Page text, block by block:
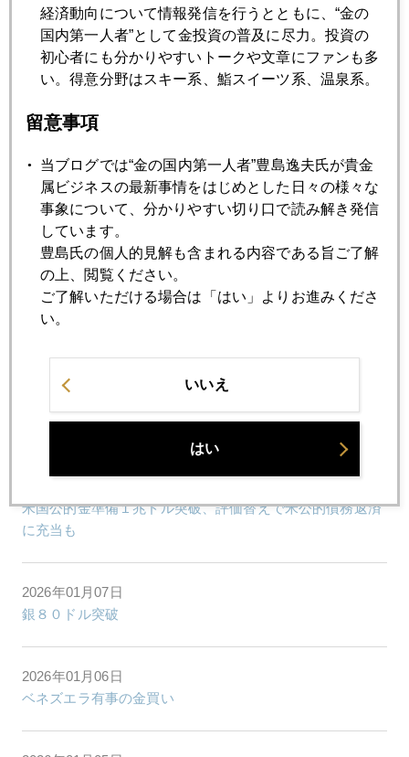
ＮＹ金市場、金銀高騰の裏事情
2026年01月19日
グリーンランドを巡り、欧米同盟国と米国に亀裂
銀について亀ちゃんと池ちゃんと三者鼎談
2026年01月15日
報ステで銀の話、直前に９０ドル超え
2026年01月14日
連休に、何か大事が起きる
米国公的金準備１兆ドル突破、評価替えで米公的債務返済
に充当も
2026年01月07日
銀８０ドル突破
2026年01月06日
ベネズエラ有事の金買い
経済動向について情報発信を行うとともに、“金の
国内第一人者”として金投資の普及に尽力。投資の
初心者にも分かりやすいトークや文章にファンも多
い。得意分野はスキー系、鮨スイーツ系、温泉系。
留意事項
当ブログでは“金の国内第一人者”豊島逸夫氏が貴金
属ビジネスの最新事情をはじめとした日々の様々な
事象について、分かりやすい切り口で読み解き発信
しています。
豊島氏の個人的見解も含まれる内容である旨ご了解
の上、閲覧ください。
ご了解いただける場合は「はい」よりお進みくださ
い。
いいえ
はい